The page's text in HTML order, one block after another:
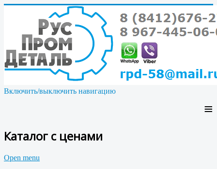
Включить/выключить навигацию
≡
Каталог с ценами
Open menu